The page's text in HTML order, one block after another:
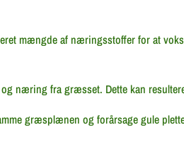
mængde af næringsstoffer for at
næring fra græsset. Dette kan
græsplænen og forårsage gule